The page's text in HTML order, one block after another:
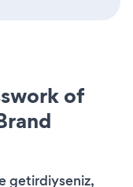
of
getirdiyseniz,